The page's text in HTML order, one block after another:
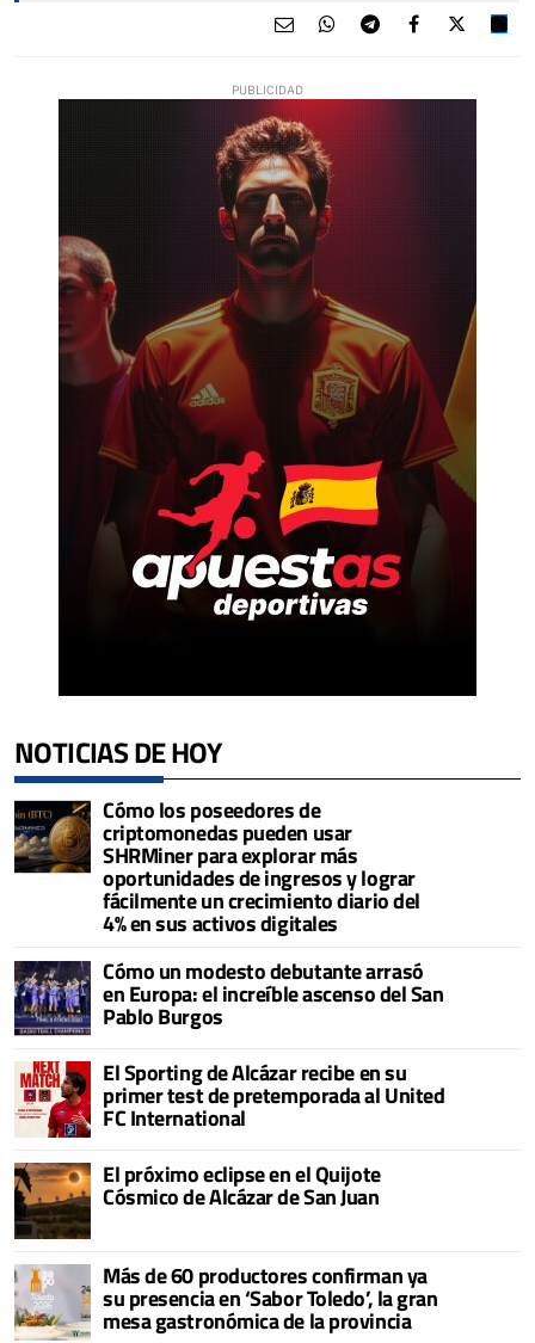
NOTICIAS DE HOY
Cómo los poseedores de
criptomonedas pueden usar
SHRMiner para explorar más
oportunidades de ingresos y lograr
fácilmente un crecimiento diario del
4% en sus activos digitales
Cómo un modesto debutante arrasó
en Europa: el increíble ascenso del San
Pablo Burgos
El Sporting de Alcázar recibe en su
primer test de pretemporada al United
FC International
El próximo eclipse en el Quijote
Cósmico de Alcázar de San Juan
Más de 60 productores confirman ya
su presencia en ‘Sabor Toledo’, la gran
mesa gastronómica de la provincia